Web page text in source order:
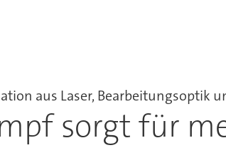
aus Laser, Bearbeitungsoptik
sorgt für